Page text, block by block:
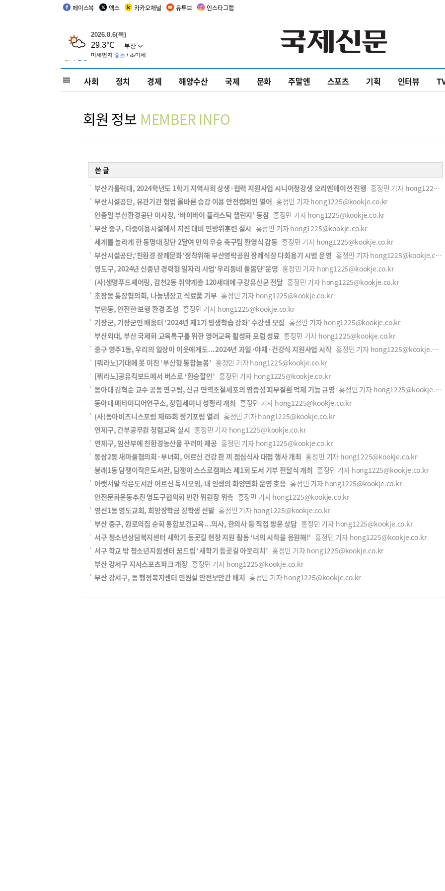
페이스북 엑스 카카오채널 유튜브 인스타그램
사회 정치 경제 해양수산 국제 문화 주말엔 스포츠 기획 인터뷰
회원 정보 MEMBER INFO
쓴 글
부산가톨릭대, 2024학년도 1학기 지역사회 상생·협력 지원사업 시니어청강생 오리엔테이션 진행 홍정민 기자 hong1225@kookje.co.kr
부산시설공단, 유관기관 협업 올바른 승강 이용 안전캠페인 열어 홍정민 기자 hong1225@kookje.co.kr
안종일 부산환경공단 이사장, ‘바이바이 플라스틱 챌린지’ 동참홍정민 기자 hong1225@kookje.co.kr
부산 중구, 다중이용시설에서 지진 대비 민방위훈련 실시 홍정민 기자 hong1225@kookje.co.kr
세계를 놀라게 한 동명대 창단 2달여 만의 우승 축구팀 환영식 감동홍정민 기자 hong1225@kookje.co.kr
부산시설공단,‘친환경 장례문화’정착위해 부산영락공원 장례식장 다회용기 시범 운영 홍정민 기자 hong1225@kookje.co.kr
영도구, 2024년 신중년 경력형 일자리 사업‘우리동네 돌봄단’운영 홍정민 기자 hong1225@kookje.co.kr
(사)생명푸드셰어링, 감천2동 취약계층 120세대에 구강유산균 전달홍정민 기자 hong1225@kookje.co.kr
초장동 통장협의회, 나눔냉장고 식료품 기부홍정민 기자 hong1225@kookje.co.kr
부민동, 안전한 보행 환경 조성 홍정민 기자 hong1225@kookje.co.kr
기장군, 기장군민 배움터 ‘2024년 제1기 평생학습 강좌’ 수강생 모집 홍정민 기자 hong1225@kookje.co.kr
부산외대, 부산 국제화 교육특구를 위한 영어교육 활성화 포럼 성료 홍정민 기자 hong1225@kookje.co.kr
중구 영주1동, 우리의 일상이 이웃에게도...2024년 과일·야채·건강식 지원사업 시작홍정민 기자 hong1225@kookje.co.kr
[뭐라노]기대에 못 미친 ‘부산형 통합늘봄’ 홍정민 기자 hong1225@kookje.co.kr
[뭐라노]공유킥보드에서 버스로 ‘환승할인’ 홍정민 기자 hong1225@kookje.co.kr
동아대 김혁순 교수 공동 연구팀, 신규 면역조절세포의 염증성 피부질환 억제 기능 규명 홍정민 기자 hong1225@kookje.co.kr
동아대 메타미디어연구소, 창립세미나 성황리 개최 홍정민 기자 hong1225@kookje.co.kr
(사)동아비즈니스포럼 제65회 정기포럼 열려 홍정민 기자 hong1225@kookje.co.kr
연제구, 간부공무원 청렴교육 실시 홍정민 기자 hong1225@kookje.co.kr
연제구, 임산부에 친환경농산물 꾸러미 제공홍정민 기자 hong1225@kookje.co.kr
동삼2동 새마을협의회·부녀회, 어르신 건강 한 끼 점심식사 대접 행사 개최 홍정민 기자 hong1225@kookje.co.kr
봉래1동 담쟁이작은도서관, 담쟁이 스스로캠퍼스 제1회 도서 기부 전달식 개최 홍정민 기자 hong1225@kookje.co.kr
아랫서발 작은도서관 어르신 독서모임, 내 인생의 화양연화 운영 호응홍정민 기자 hong1225@kookje.co.kr
안전문화운동추진 영도구협의회 민간 위원장 위촉 홍정민 기자 hong1225@kookje.co.kr
영선1동 영도교회, 희망장학금 장학생 선발홍정민 기자 hong1225@kookje.co.kr
부산 중구, 원로의집 순회 통합보건교육...의사, 한의사 등 직접 방문 상담홍정민 기자 hong1225@kookje.co.kr
서구 청소년상담복지센터 새학기 등굣길 현장 지원 활동 ‘너의 시작을 응원해!’ 홍정민 기자 hong1225@kookje.co.kr
서구 학교 밖 청소년지원센터 꿈드림 ‘새학기 등굣길 아웃리치’ 홍정민 기자 hong1225@kookje.co.kr
부산 강서구 지사스포츠파크 개장홍정민 기자 hong1225@kookje.co.kr
부산 강서구, 동 행정복지센터 민원실 안전보안관 배치 홍정민 기자 hong1225@kookje.co.kr